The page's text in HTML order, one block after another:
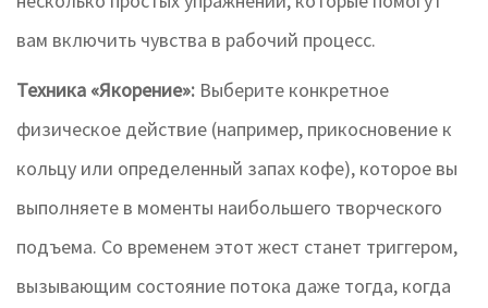
вам включить чувства в рабочий процесс.
Техника «Якорение»: Выберите конкретное
физическое действие (например, прикосновение к
кольцу или определенный запах кофе), которое вы
выполняете в моменты наибольшего творческого
подъема. Со временем этот жест станет триггером,
вызывающим состояние потока даже тогда, когда